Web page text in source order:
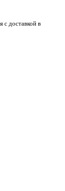
с доставкой в